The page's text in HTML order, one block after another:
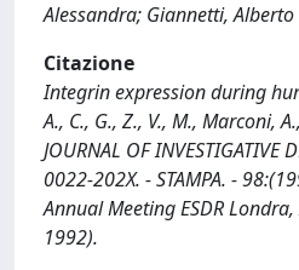
Alessandra; Giannetti, Alberto
Citazione
Integrin expression during
A., C., G., Z., V., M., Marconi,
JOURNAL OF INVESTIGATIVE
0022-202X. - STAMPA. -
Annual Meeting ESDR
1992).